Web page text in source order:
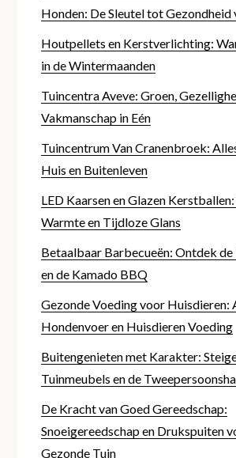
Honden: De Sleutel tot Gezondheid
Houtpellets en Kerstverlichting:
in de Wintermaanden
Tuincentra Aveve: Groen,
Vakmanschap in Eén
Tuincentrum Van Cranenbroek:
Huis en Buitenleven
LED Kaarsen en Glazen
Warmte en Tijdloze Glans
Betaalbaar Barbecueën: Ontdek
en de Kamado BBQ
Gezonde Voeding voor Huisdieren:
Hondenvoer en Huisdieren Voeding
Buitengenieten met Karakter:
Tuinmeubels en de
De Kracht van Goed Gereedschap:
Snoeigereedschap en Drukspuiten
Gezonde Tuin